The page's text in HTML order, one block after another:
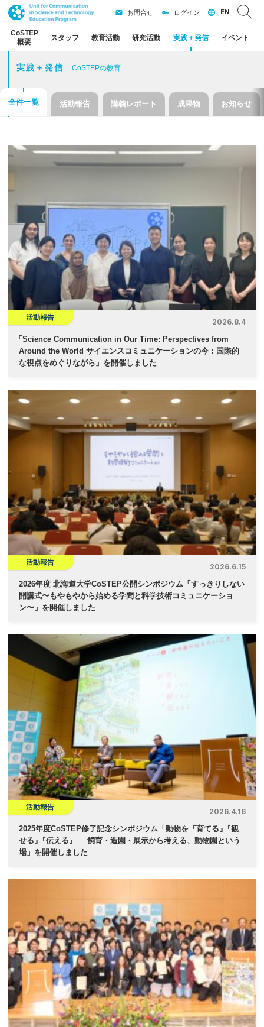
CoSTEP
概要
スタッフ 教育活動 研究活動 実践＋発信 イベント
お問合せ ログイン EN
実践＋発信 CoSTEPの教育
全件一覧 活動報告 講義レポート 成果物 お知らせ
活動報告
2026.8.4
「 Science Communication in Our Time: Perspectives from
Around the World サイエンスコミュニケーションの今：国際的
な視点をめぐりながら」を開催しました
活動報告
2026.6.15
2026年度 北海道大学CoSTEP公開シンポジウム「すっきりしない
開講式〜もやもやから始める学問と科学技術コミュニケーショ
ン〜」を開催しました
活動報告
2026.4.16
2025年度CoSTEP修了記念シンポジウム「動物を『育てる 』 『観
せる 』 『伝える』──飼育・造園・展示から考える、動物園という
場」を開催しました